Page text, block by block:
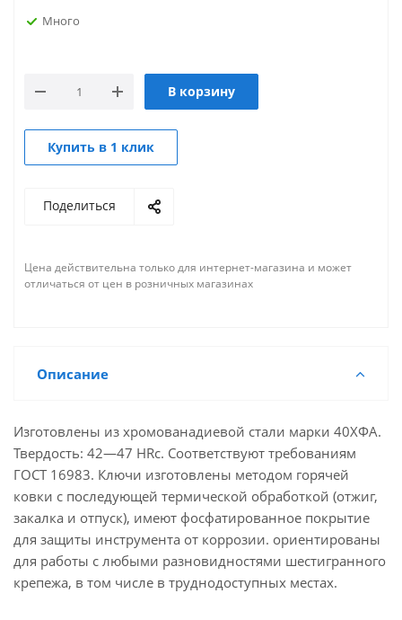
Много
В корзину
Купить в 1 клик
Поделиться
Цена действительна только для интернет-магазина и может
отличаться от цен в розничных магазинах
Описание
Изготовлены из хромованадиевой стали марки 40ХФА.
Твердость: 42―47 HRс. Соответствуют требованиям
ГОСТ 16983. Ключи изготовлены методом горячей
ковки с последующей термической обработкой (отжиг,
закалка и отпуск), имеют фосфатированное покрытие
для защиты инструмента от коррозии. ориентированы
для работы с любыми разновидностями шестигранного
крепежа, в том числе в труднодоступных местах.